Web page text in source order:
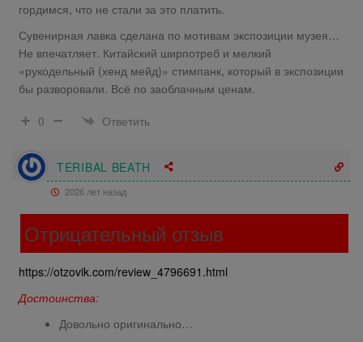
гордимся, что не стали за это платить.
Сувенирная лавка сделана по мотивам экспозиции музея…
Не впечатляет. Китайский ширпотреб и мелкий
«рукодельный (хенд мейд)» стимпанк, который в экспозиции
бы разворовали. Всё по заоблачным ценам.
0
Ответить
TERIBAL BEATH
2026 лет назад
Отрицательный отзыв
https://otzovik.com/review_4796691.html
Достоинства:
Довольно оригинально…